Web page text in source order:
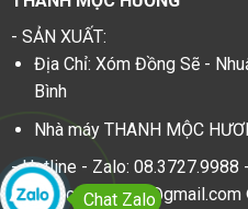
- SẢN XUẤT:
Địa Chỉ: Xóm Đồng Sẽ -
Bình
Nhà máy THANH MỘC
- Hotline - Zalo: 08.3727.9988
Chat Zalo